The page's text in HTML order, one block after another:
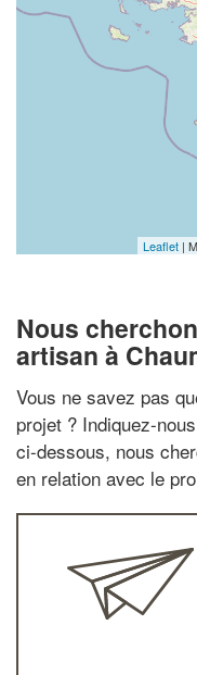
Leaflet |
Nous
artisan à
Vous ne savez pas
projet ? Indiquez-
ci-dessous, nous
en relation avec le